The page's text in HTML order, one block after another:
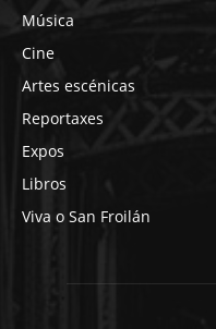
Música
Cine
Artes escénicas
Reportaxes
Expos
Libros
Viva o San Froilán